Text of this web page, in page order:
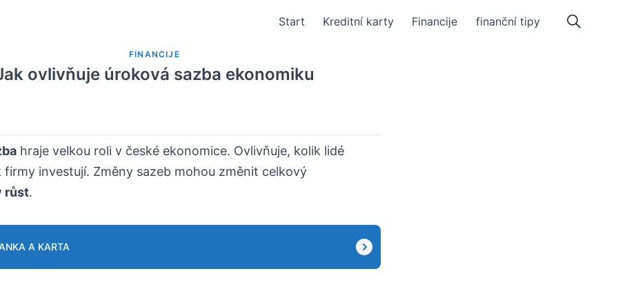
Start Kreditní karty Financije finanční tipy
FINANCIJE
ovlivňuje úroková sazba ekonomiku
hraje velkou roli v české ekonomice. Ovlivňuje, kolik lidé
firmy investují. Změny sazeb mohou změnit celkový
růst.
A KARTA